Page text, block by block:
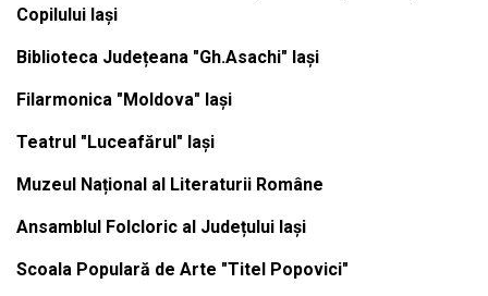
Copilului Iași
Biblioteca Județeana "Gh.Asachi" Iași
Filarmonica "Moldova" Iași
Teatrul "Luceafărul" Iași
Muzeul Național al Literaturii Române
Ansamblul Folcloric al Județului Iași
Scoala Populară de Arte "Titel Popovici"